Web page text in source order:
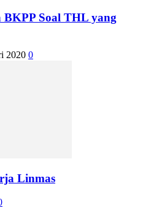
BKPP Soal THL yang
2020 0
Linmas